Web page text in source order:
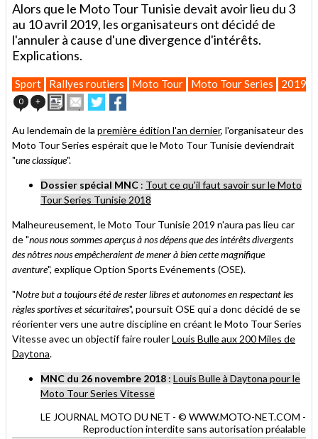
Alors que le Moto Tour Tunisie devait avoir lieu du 3
au 10 avril 2019, les organisateurs ont décidé de
l'annuler à cause d'une divergence d'intérêts.
Explications.
Sport Rallyes routiers Moto Tour Moto Tour Series 2019
0 + ImprimerEnvoyer
cet
à
un
ami
Partager
sur
sur
Au lendemain de la première édition l'an dernier, l'organisateur des
Moto Tour Series espérait que le Moto Tour Tunisie deviendrait
"une classique".
Dossier spécial MNC : Tout ce qu'il faut savoir sur le Moto
Tour Series Tunisie 2018
Malheureusement, le Moto Tour Tunisie 2019 n'aura pas lieu car
de "nous nous sommes aperçus à nos dépens que des intérêts divergents
des nôtres nous empêcheraient de mener à bien cette magnifique
aventure", explique Option Sports Evénements (OSE).
"Notre but a toujours été de rester libres et autonomes en respectant les
règles sportives et sécuritaires", poursuit OSE qui a donc décidé de se
réorienter vers une autre discipline en créant le Moto Tour Series
Vitesse avec un objectif faire roulerLouis Bulle aux 200 Miles de
Daytona.
MNC du 26 novembre 2018 : Louis Bulle à Daytona pour le
Moto Tour Series Vitesse
LE JOURNAL MOTO DU NET - © WWW.MOTO-NET.COM -
Reproduction interdite sans autorisation préalable